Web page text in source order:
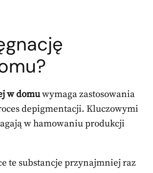
w domuwymaga zastosowania
depigmentacji. Kluczowymi
w hamowaniu produkcji
te substancje przynajmniej raz